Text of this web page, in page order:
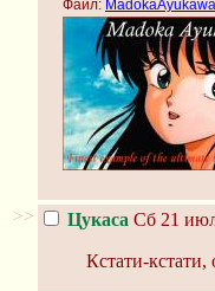
Файл:
>> Цукаса Сб 21
Кстати-